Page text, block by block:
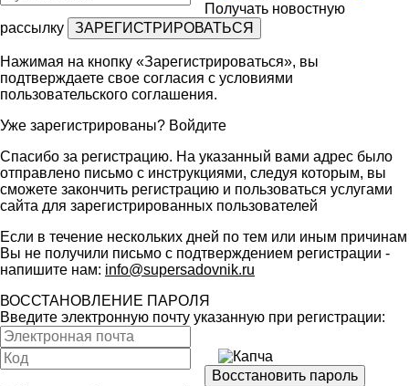
Получать новостную
рассылку
Нажимая на кнопку «Зарегистрироваться», вы
подтверждаете свое согласия с условиями
пользовательского соглашения.
Уже зарегистрированы? Войдите
Спасибо за регистрацию. На указанный вами адрес было
отправлено письмо с инструкциями, следуя которым, вы
сможете закончить регистрацию и пользоваться услугами
сайта для зарегистрированных пользователей
Если в течение нескольких дней по тем или иным причинам
Вы не получили письмо с подтверждением регистрации -
напишите нам: info@supersadovnik.ru
ВОССТАНОВЛЕНИЕ ПАРОЛЯ
Введите электронную почту указанную при регистрации: